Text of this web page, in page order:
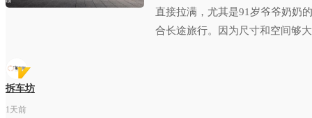
直接拉满，尤其是91岁爷爷奶奶
合长途旅行。因为尺寸和空间够
拆车坊
1天前